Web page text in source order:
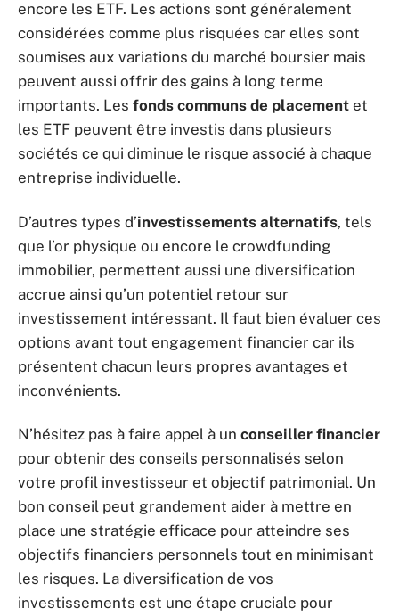
encore les ETF. Les actions sont généralement
considérées comme plus risquées car elles sont
soumises aux variations du marché boursier mais
peuvent aussi offrir des gains à long terme
importants. Les fonds communs de placement et
les ETF peuvent être investis dans plusieurs
sociétés ce qui diminue le risque associé à chaque
entreprise individuelle.
D’autres types d’investissements alternatifs, tels
que l’or physique ou encore le crowdfunding
immobilier, permettent aussi une diversification
accrue ainsi qu’un potentiel retour sur
investissement intéressant. Il faut bien évaluer ces
options avant tout engagement financier car ils
présentent chacun leurs propres avantages et
inconvénients.
N’hésitez pas à faire appel à un conseiller financier
pour obtenir des conseils personnalisés selon
votre profil investisseur et objectif patrimonial. Un
bon conseil peut grandement aider à mettre en
place une stratégie efficace pour atteindre ses
objectifs financiers personnels tout en minimisant
les risques. La diversification de vos
investissements est une étape cruciale pour